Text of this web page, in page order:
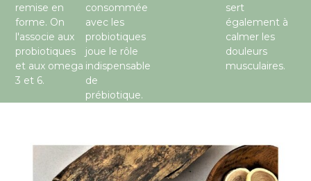
remise en
forme. On
l'associe aux
probiotiques
et aux omega
3 et 6.
consommée
avec les
probiotiques
joue le rôle
indispensable
de
prébiotique.
sert
également à
calmer les
douleurs
musculaires.